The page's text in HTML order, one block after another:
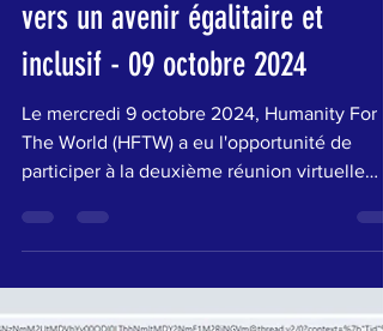
Réunion de la Société Civile et
ONU Femmes sur Beijing+30 :
vers un avenir égalitaire et
inclusif - 09 octobre 2024
Le mercredi 9 octobre 2024, Humanity For